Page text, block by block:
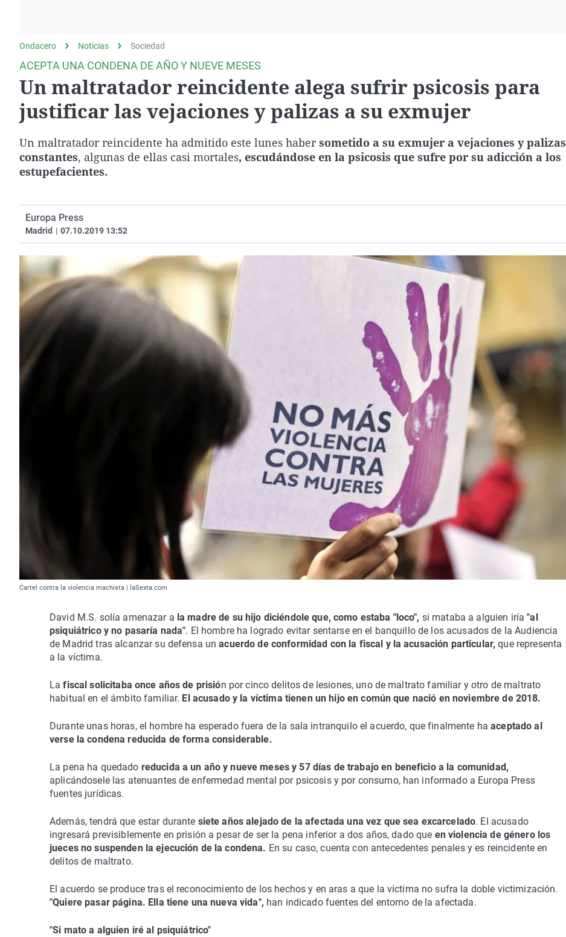
Como el perro y elEquipo de investigación
Operación ViudaNavarra
País Vasco
Ondacero Noticias Sociedad
ACEPTA UNA CONDENA DE AÑO Y NUEVE MESES
Un maltratador reincidente alega sufrir psicosis para
justificar las vejaciones y palizas a su exmujer
Un maltratador reincidente ha admitido este lunes habersometido a su exmujer a vejaciones y palizas
constantes, algunas de ellas casi mortales, escudándose en la psicosis que sufre por su adicción a los
estupefacientes.
Europa Press
Madrid | 07.10.2019 13:52
Cartel contra la violencia machista | laSexta.com
David M.S. solía amenazar a la madre de su hijo diciéndole que, como estaba "loco", si mataba a alguien iría "al
psiquiátrico y no pasaría nada". El hombre ha logrado evitar sentarse en el banquillo de los acusados de la Audiencia
de Madrid tras alcanzar su defensa un acuerdo de conformidad con la fiscal y la acusación particular,que representa
a la víctima.
La fiscal solicitaba once años de prisión por cinco delitos de lesiones, uno de maltrato familiar y otro de maltrato
habitual en el ámbito familiar. El acusado y la víctima tienen un hijo en común que nació en noviembre de 2018.
Durante unas horas, el hombre ha esperado fuera de la sala intranquilo el acuerdo, que finalmente haaceptado al
verse la condena reducida de forma considerable.
La pena ha quedado reducida a un año y nueve meses y 57 días de trabajo en beneficio a la comunidad,
aplicándosele las atenuantes de enfermedad mental por psicosis y por consumo, han informado a Europa Press
fuentes jurídicas.
Además, tendrá que estar durante siete años alejado de la afectada una vez que sea excarcelado. El acusado
ingresará previsiblemente en prisión a pesar de ser la pena inferior a dos años, dado que en violencia de género los
jueces no suspenden la ejecución de la condena. En su caso, cuenta con antecedentes penales y es reincidente en
delitos de maltrato.
El acuerdo se produce tras el reconocimiento de los hechos y en aras a que la víctima no sufra la doble victimización.
"Quiere pasar página. Ella tiene una nueva vida", han indicado fuentes del entorno de la afectada.
"Si mato a alguien iré al psiquiátrico"